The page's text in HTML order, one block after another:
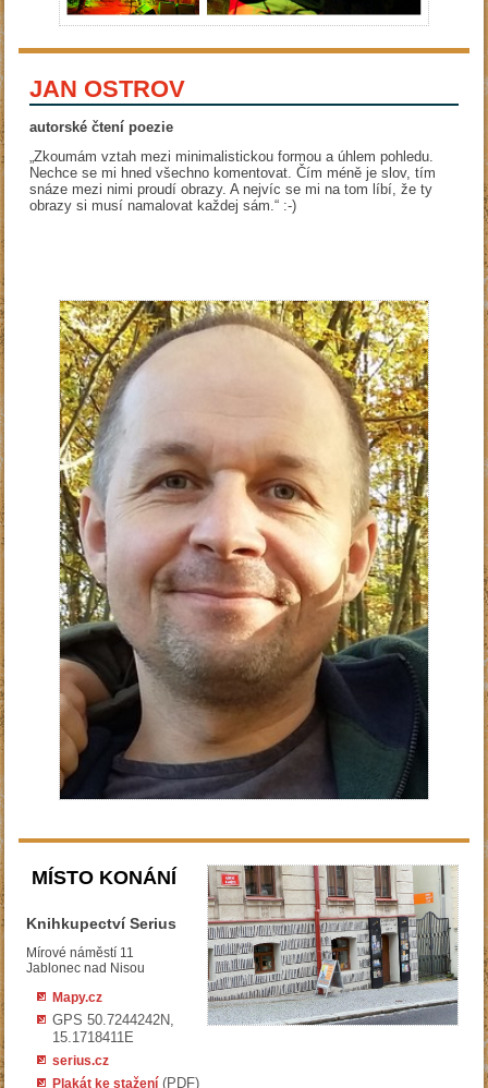
JAN OSTROV
autorské čtení poezie
„Zkoumám vztah mezi minimalistickou formou a úhlem pohledu.
Nechce se mi hned všechno komentovat. Čím méně je slov, tím
snáze mezi nimi proudí obrazy. A nejvíc se mi na tom líbí, že ty
obrazy si musí namalovat každej sám.“ :-)
MÍSTO KONÁNÍ
Knihkupectví Serius
Mírové náměstí 11
Jablonec nad Nisou
Mapy.cz
GPS 50.7244242N,
15.1718411E
serius.cz
Plakát ke stažení (PDF)